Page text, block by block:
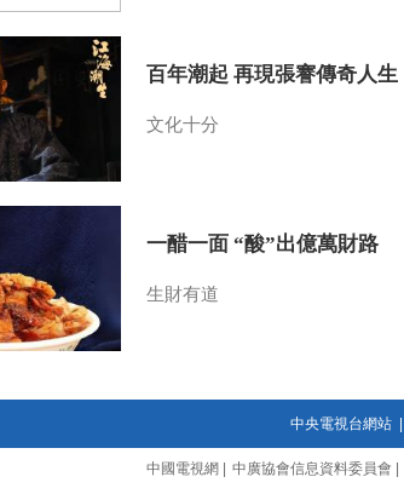
百年潮起 再現張謇傳奇人生
文化十分
一醋一面 “酸”出億萬財路
生財有道
中央電視台網站|
中國電視網 中廣協會信息資料委員會